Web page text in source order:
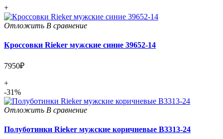
+
Отложить В сравнение
Кроссовки Rieker мужские синие 39652-14
7950₽
+
-31%
Отложить В сравнение
Полуботинки Rieker мужские коричневые B3313-24